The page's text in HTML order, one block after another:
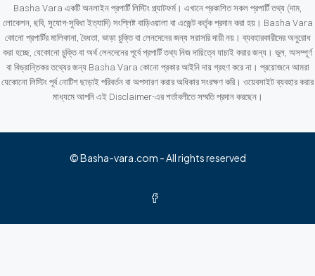
Basha Vara একটি অনলাইন প্রপার্টি লিস্টিং প্ল্যাটফর্ম। এখানে প্রকাশিত সকল প্রপার্টি তথ্য (দাম,
লোকেশন, ছবি, সুযোগ-সুবিধা ইত্যাদি) সংশ্লিষ্ট বাড়িওয়ালা বা এজেন্ট কর্তৃক প্রদান করা হয়। Basha Vara
কোনো প্রপার্টির মালিকানা, বৈধতা, ভাড়া চুক্তি বা লেনদেনের জন্য সরাসরি দায়ী নয়। ব্যবহারকারীদের অনুরোধ
করা হচ্ছে, যেকোনো চুক্তি বা অর্থ লেনদেনের পূর্বে প্রপার্টি তথ্য নিজ দায়িত্বে যাচাই করার জন্য। ভুল, অসম্পূর্ণ
বা বিভ্রান্তিকর তথ্যের জন্য Basha Vara কোনো প্রকার আইনি দায় গ্রহণ করে না। প্রয়োজনে আমরা
যেকোনো লিস্টিং পূর্ব নোটিশ ছাড়াই পরিবর্তন বা অপসারণ করার অধিকার সংরক্ষণ করি। ওয়েবসাইট ব্যবহার করার
মাধ্যমে আপনি এই Disclaimer-এর শর্তাবলীতে সম্মতি প্রদান করছেন।
© Basha-vara.com - All rights reserved